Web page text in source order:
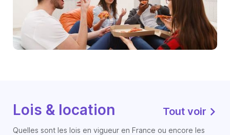
Lois & location Tout voir
Quelles sont les lois en vigueur en France ou encore les